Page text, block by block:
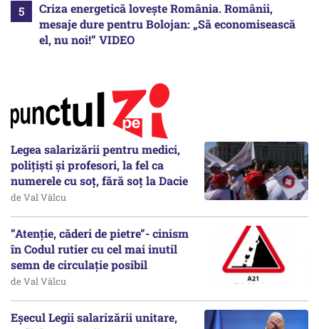
Criza energetică lovește România. Românii,
mesaje dure pentru Bolojan: „Să economisească
el, nu noi!” VIDEO
Legea salarizării pentru medici,
polițiști și profesori, la fel ca
numerele cu soț, fără soț la Dacie
de Val Vâlcu
”Atenție, căderi de pietre”- cinism
în Codul rutier cu cel mai inutil
semn de circulație posibil
de Val Vâlcu
Eșecul Legii salarizării unitare,